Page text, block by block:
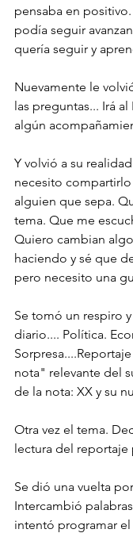
pensaba en
podía seguir
quería seguir y
Nuevamente le
las preguntas... Irá
algún
Y volvió a su
necesito
alguien que sepa.
tema. Que me
Quiero cambian
haciendo y sé que
pero necesito una
Se tomó un respiro
diario.... Política.
nota" relevante del
de la nota: XX y su
Otra vez el tema.
lectura del reportaje
Se dió una vuelta
Intercambió
intentó programar